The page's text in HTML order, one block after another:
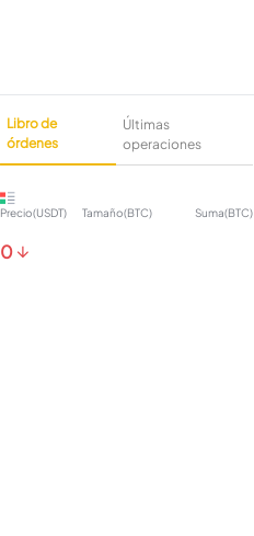
Libro de
órdenes
Últimas
operaciones
Precio(USDT) Tamaño(BTC) Suma(BTC)
0